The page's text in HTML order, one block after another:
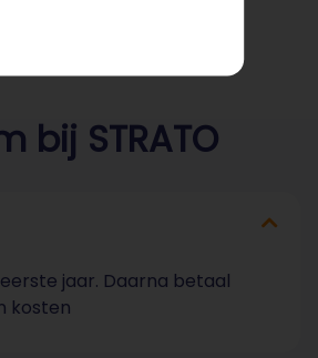
bij STRATO
jaar. Daarna betaal
kosten